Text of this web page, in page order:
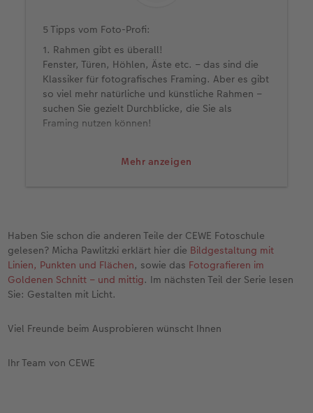
Mehr anzeigen
5 Tipps vom Foto-Profi:
1. Rahmen gibt es überall!
Fenster, Türen, Höhlen, Äste etc. – das sind die
Klassiker für fotografisches Framing. Aber es gibt
so viel mehr natürliche und künstliche Rahmen –
suchen Sie gezielt Durchblicke, die Sie als
Framing nutzen können!
Selbst der schönste Bildgestaltungsrahmen
visuell einrahmen.
3. Spielen Sie mit der Tiefenschärfe
Gestalten Sie flexibel in der Wahl Ihrer
Tiefenschärfe. Auch wenn bei der Mehrheit der
Motive eine größere Tiefenschärfe Klarheit ins
einem unscharfen Rahmen experimentieren.
Bei vielen Bildern wird der Kontrastumfang von
Haben Sie schon die anderen Teile der CEWE Fotoschule
gelesen? Micha Pawlitzki erklärt hier die Bildgestaltung mit
Linien, Punkten und Flächen, sowie das Fotografieren im
Goldenen Schnitt – und mittig. Im nächsten Teil der Serie lesen
Sie: Gestalten mit Licht.
Viel Freunde beim Ausprobieren wünscht Ihnen
Ihr Team von CEWE